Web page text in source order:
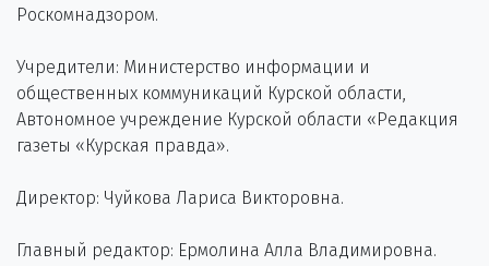
Роскомнадзором.
Учредители: Министерство информации и
общественных коммуникаций Курской области,
Автономное учреждение Курской области «Редакция
газеты «Курская правда».
Директор: Чуйкова Лариса Викторовна.
Главный редактор: Ермолина Алла Владимировна.